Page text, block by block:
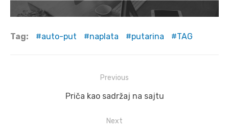
Tag: auto-put naplata putarina TAG
navigation
Previous
Previous
Priča kao sadržaj na sajtu
Next